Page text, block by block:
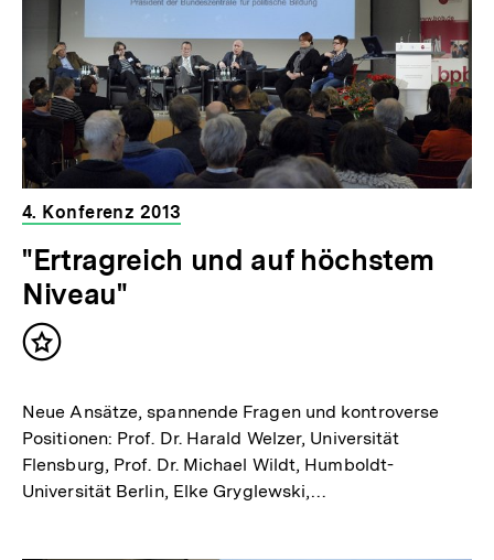
4. Konferenz 2013
"Ertragreich und auf höchstem
Niveau"
Inhalt
Neue Ansätze, spannende Fragen und kontroverse
Positionen: Prof. Dr. Harald Welzer, Universität
Flensburg, Prof. Dr. Michael Wildt, Humboldt-
Universität Berlin, Elke Gryglewski,…